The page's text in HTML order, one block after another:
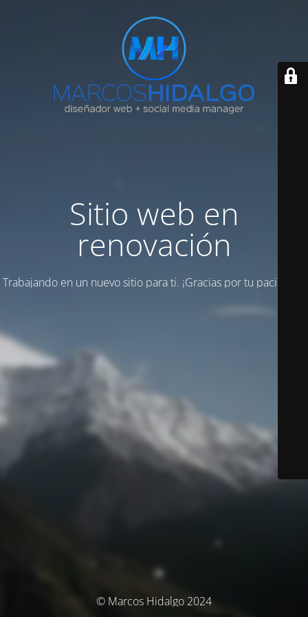
Sitio web en
renovación
Trabajando en un nuevo sitio para ti. ¡Gracias por tu paciencia!
© Marcos Hidalgo 2024